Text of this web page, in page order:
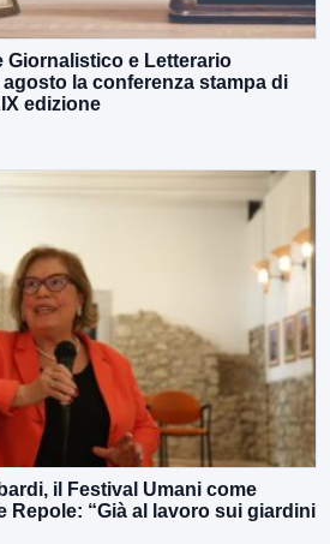
Giornalistico e Letterario
agosto la conferenza stampa di
edizione
il Festival Umani come
Repole: “Già al lavoro sui giardini